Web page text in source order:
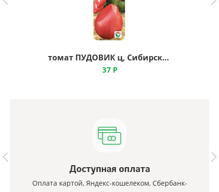
томат ПУДОВИК ц, Сибирский Сад
37 Р
Доступная оплата
Оплата картой, Яндекс-кошелеком, Сбербанк-